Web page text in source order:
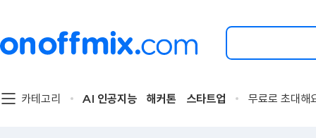
검
할
카테고리 AI 인공지능 해커톤 스타트업 무료로 초대해